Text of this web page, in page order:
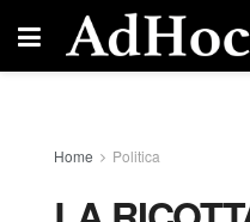
Home Politica